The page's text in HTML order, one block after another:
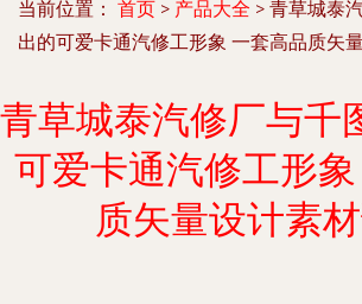
当前位置： 首页 > 产品大全 > 青草城泰
出的可爱卡通汽修工形象 一套高品质矢
青草城泰汽修厂与千
可爱卡通汽修工形
质矢量设计素